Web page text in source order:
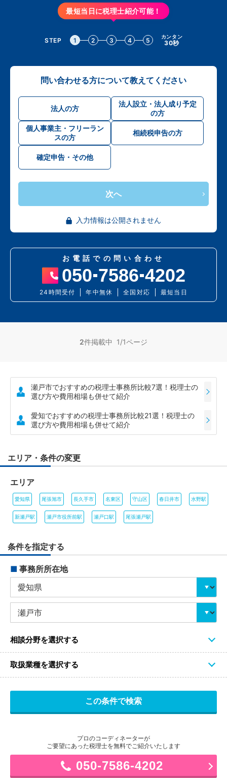
最短当日に税理士紹介可能！
STEP 1 2 3 4 5 カンタン
30秒
問い合わせる方について教えてください
法人の方
法人設立・法人成り予定
の方
個人事業主・フリーラン
スの方
相続税申告の方
確定申告・その他
次へ
入力情報は公開されません
お電話での問い合わせ
050 7586 4202
24時間受付 年中無休 全国対応 最短当日
2件掲載中 1/1ページ
瀬戸市でおすすめの税理士事務所比較7選！税理士の
選び方や費用相場も併せて紹介
愛知でおすすめの税理士事務所比較21選！税理士の
選び方や費用相場も併せて紹介
エリア・条件の変更
エリア
愛知県 尾張旭市 長久手市 名東区 守山区 春日井市 水野駅
新瀬戸駅 瀬戸市役所前駅 瀬戸口駅 尾張瀬戸駅
条件を指定する
■ 事務所所在地
相談分野を選択する
取扱業種を選択する
プロのコーディネーターが
ご要望にあった税理士を無料でご紹介いたします
050-7586-4202